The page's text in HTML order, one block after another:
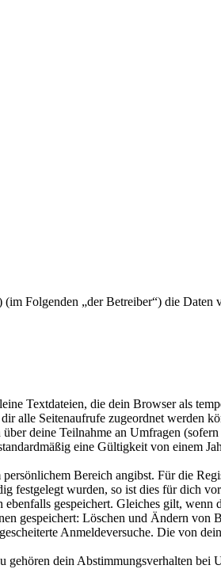
Folgenden „der Betreiber“) die Daten
Textdateien, die dein Browser als
alle Seitenaufrufe zugeordnet werden
deine Teilnahme an Umfragen
eine Gültigkeit von einem
Bereich angibst. Für die
festgelegt wurden, so ist dies für dich
gespeichert. Gleiches gilt,
gespeichert: Löschen und Ändern von
Anmeldeversuche. Die von
dein Abstimmungsverhalten bei